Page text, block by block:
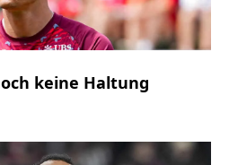
keine Haltung